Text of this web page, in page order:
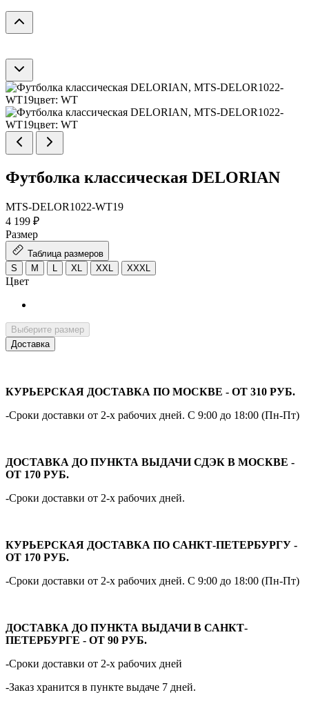
Футболка классическая DELORIAN
MTS-DELOR1022-WT19
4 199 ₽
Размер
Таблица размеров
S
M XL XXL XXXL
Цвет
Выберите размер
Доставка
КУРЬЕРСКАЯ ДОСТАВКА ПО МОСКВЕ - ОТ 310 РУБ.
-Сроки доставки от 2-х рабочих дней. С 9:00 до 18:00 (Пн-Пт)
ДОСТАВКА ДО ПУНКТА ВЫДАЧИ СДЭК В МОСКВЕ -
ОТ 170 РУБ.
-Сроки доставки от 2-х рабочих дней.
КУРЬЕРСКАЯ ДОСТАВКА ПО САНКТ-ПЕТЕРБУРГУ -
ОТ 170 РУБ.
-Сроки доставки от 2-х рабочих дней. С 9:00 до 18:00 (Пн-Пт)
ДОСТАВКА ДО ПУНКТА ВЫДАЧИ В САНКТ-
ПЕТЕРБУРГЕ - ОТ 90 РУБ.
-Сроки доставки от 2-х рабочих дней
-Заказ хранится в пункте выдаче 7 дней.